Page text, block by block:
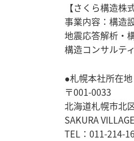
【さくら構造株
事業内容：構造
地震応答解析・
構造コンサルテ
●札幌本社所在地
〒001-0033
北海道札幌市北
SAKURA VILLAGE
TEL：011-214-